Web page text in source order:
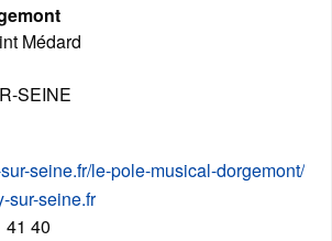
Médard
SEINE
seine.fr/le-pole-musical-dorgemont/
sur-seine.fr
41 40